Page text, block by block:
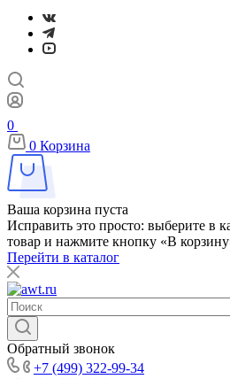
0
0 Корзина
Ваша корзина пуста
Исправить это просто: выберите в
товар и нажмите кнопку «В
Перейти в каталог
Обратный звонок
+7 (499) 322-99-34